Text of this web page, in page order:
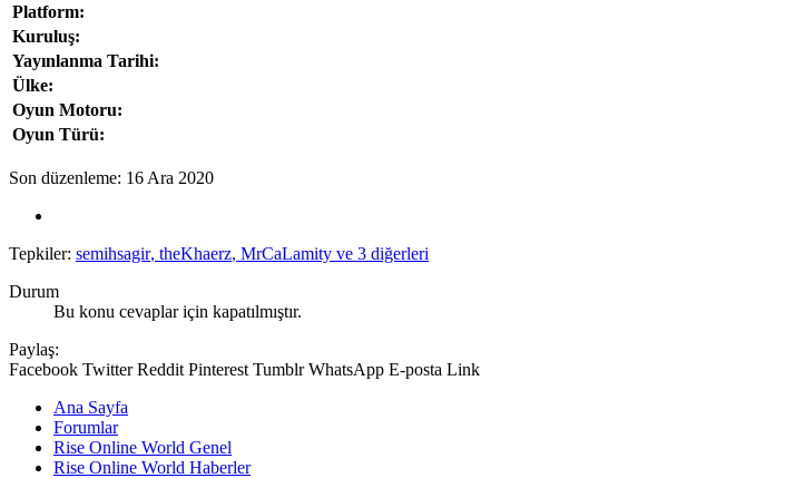
Platform:
Kuruluş:
Yayınlanma Tarihi:
Ülke:
Oyun Motoru:
Oyun Türü:
Son düzenleme: 16 Ara 2020
Tepkiler: semihsagir, theKhaerz, MrCaLamity ve 3 diğerleri
Durum
Bu konu cevaplar için kapatılmıştır.
Paylaş:
Facebook Twitter Reddit Pinterest Tumblr WhatsApp E-posta Link
Ana Sayfa
Forumlar
Rise Online World Genel
Rise Online World Haberler